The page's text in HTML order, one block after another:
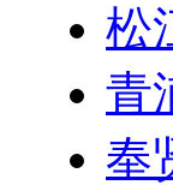
松
青
奉